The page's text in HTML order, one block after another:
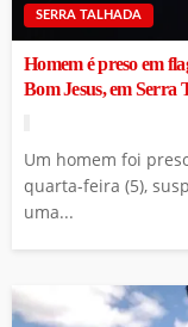
SERRA TALHADA
Homem é preso em
Bom Jesus, em Serra
Um homem foi
quarta-feira (5),
uma...